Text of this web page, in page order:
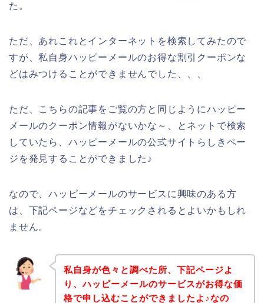
た。
ただ、あれこれとインターネットを検索してみたので
すが、私自身ハッピーメールのお得な割引クーポンな
どはみつけることができませんでした、、、
ただ、こちらの記事をご覧の方と同じようにハッピー
メールのクーポン情報がないかな～、とネットで検索
していたら、ハッピーメールの公式サイトらしきペー
ジを発見することができました♪
なので、ハッピーメールのサービスに興味のある方
は、下記ページなどをチェックされるとよいかもしれ
ません。
私自身が色々と調べた所、下記ページよ
り、ハッピーメールのサービスがお得な価
格で申し込むことができましたよ♪なの